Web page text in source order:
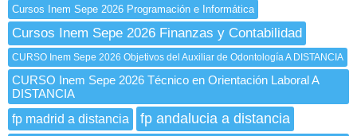
Cursos Inem Sepe 2026 Programación e Informática
Cursos Inem Sepe 2026 Finanzas y Contabilidad
CURSO Inem Sepe 2026 Objetivos del Auxiliar de Odontología A DISTANCIA
CURSO Inem Sepe 2026 Técnico en Orientación Laboral A
DISTANCIA
fp madrid a distancia
fp andalucia a distancia